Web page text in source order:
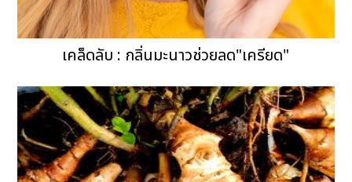
เคล็ดลับ : กลิ่นมะนาวช่วยลด"เครียด"